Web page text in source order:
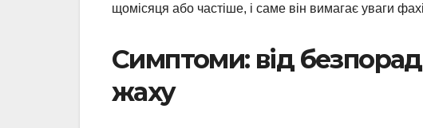
щомісяця або частіше, і саме він вимагає уваги
Симптоми: від
жаху